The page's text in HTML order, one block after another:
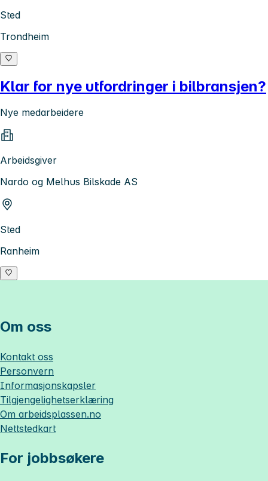
Sted
Trondheim
Klar for nye utfordringer i bilbransjen?
Nye medarbeidere
Arbeidsgiver
Nardo og Melhus Bilskade AS
Sted
Ranheim
Om oss
Kontakt oss
Personvern
Informasjonskapsler
Tilgjengelighetserklæring
Om arbeidsplassen.no
Nettstedkart
For jobbsøkere